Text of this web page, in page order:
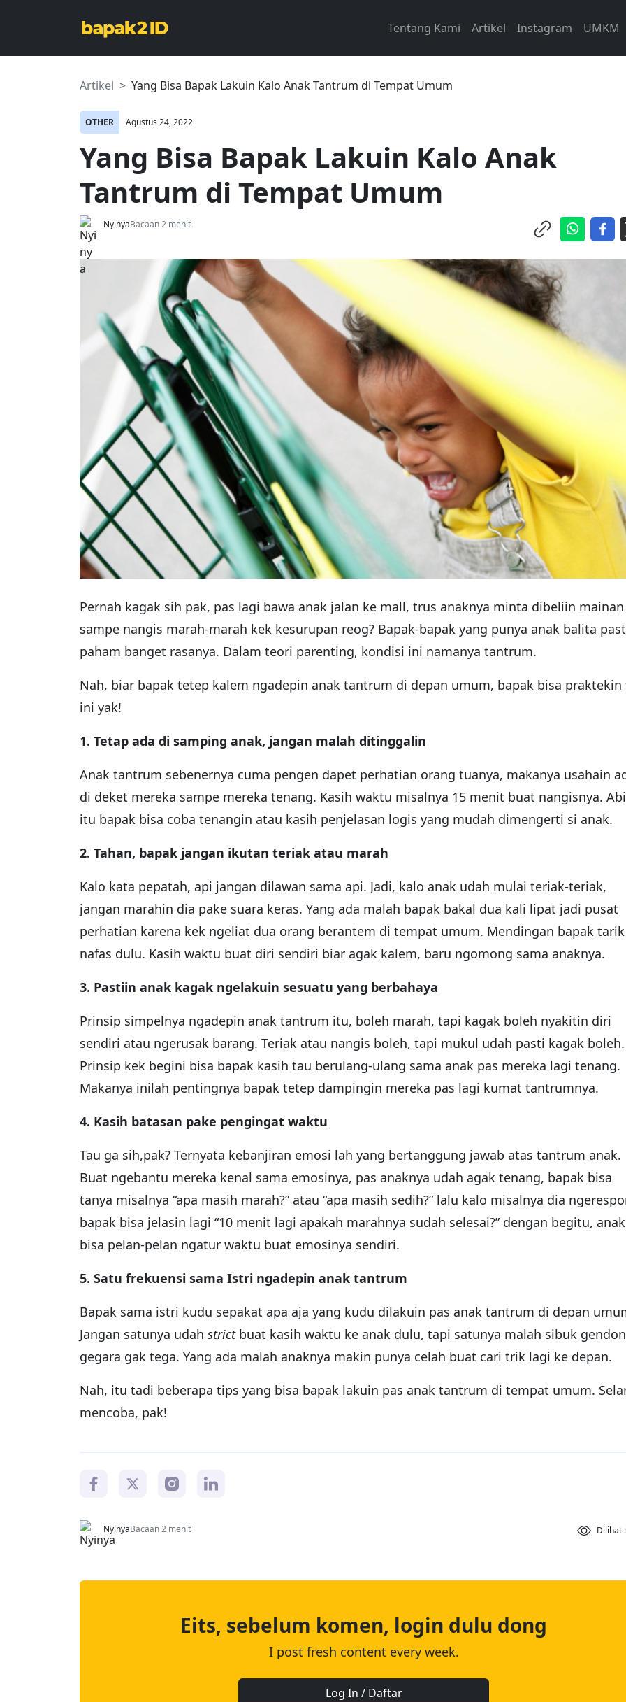
Tentang Kami Artikel Instagram UMKM
Artikel Yang Bisa Bapak Lakuin Kalo Anak Tantrum di Tempat Umum
OTHER Agustus 24, 2022
Yang Bisa Bapak Lakuin Kalo Anak
Tantrum di Tempat Umum
NyinyaBacaan 2 menit
Pernah kagak sih pak, pas lagi bawa anak jalan ke mall, trus anaknya minta dibeliin mainan
sampe nangis marah-marah kek kesurupan reog? Bapak-bapak yang punya anak balita
paham banget rasanya. Dalam teori parenting, kondisi ini namanya tantrum.
Nah, biar bapak tetep kalem ngadepin anak tantrum di depan umum, bapak bisa
ini yak!
1. Tetap ada di samping anak, jangan malah ditinggalin
Anak tantrum sebenernya cuma pengen dapet perhatian orang tuanya, makanya usahain
di deket mereka sampe mereka tenang. Kasih waktu misalnya 15 menit buat nangisnya.
itu bapak bisa coba tenangin atau kasih penjelasan logis yang mudah dimengerti si anak.
2. Tahan, bapak jangan ikutan teriak atau marah
Kalo kata pepatah, api jangan dilawan sama api. Jadi, kalo anak udah mulai teriak-teriak,
jangan marahin dia pake suara keras. Yang ada malah bapak bakal dua kali lipat jadi pusat
perhatian karena kek ngeliat dua orang berantem di tempat umum. Mendingan bapak tarik
nafas dulu. Kasih waktu buat diri sendiri biar agak kalem, baru ngomong sama anaknya.
3. Pastiin anak kagak ngelakuin sesuatu yang berbahaya
Prinsip simpelnya ngadepin anak tantrum itu, boleh marah, tapi kagak boleh nyakitin diri
sendiri atau ngerusak barang. Teriak atau nangis boleh, tapi mukul udah pasti kagak boleh.
Prinsip kek begini bisa bapak kasih tau berulang-ulang sama anak pas mereka lagi tenang.
Makanya inilah pentingnya bapak tetep dampingin mereka pas lagi kumat tantrumnya.
4. Kasih batasan pake pengingat waktu
Tau ga sih,pak? Ternyata kebanjiran emosi lah yang bertanggung jawab atas tantrum anak.
Buat ngebantu mereka kenal sama emosinya, pas anaknya udah agak tenang, bapak bisa
tanya misalnya “apa masih marah?” atau “apa masih sedih?” lalu kalo misalnya dia
bapak bisa jelasin lagi “10 menit lagi apakah marahnya sudah selesai?” dengan begitu, anak
bisa pelan-pelan ngatur waktu buat emosinya sendiri.
5. Satu frekuensi sama Istri ngadepin anak tantrum
Bapak sama istri kudu sepakat apa aja yang kudu dilakuin pas anak tantrum di depan
Jangan satunya udah strictbuat kasih waktu ke anak dulu, tapi satunya malah sibuk
gegara gak tega. Yang ada malah anaknya makin punya celah buat cari trik lagi ke depan.
Nah, itu tadi beberapa tips yang bisa bapak lakuin pas anak tantrum di tempat umum.
mencoba, pak!
NyinyaBacaan 2 menit Dilihat
Eits, sebelum komen, login dulu dong
I post fresh content every week.
Log In / Daftar